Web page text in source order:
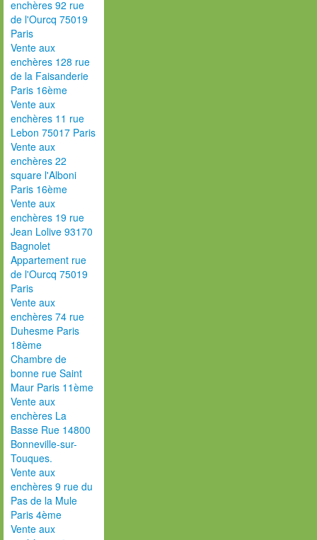
enchères 92 rue
de l'Ourcq 75019
Paris
Vente aux
enchères 128 rue
de la Faisanderie
Paris 16ème
Vente aux
enchères 11 rue
Lebon 75017 Paris
Vente aux
enchères 22
square l'Alboni
Paris 16ème
Vente aux
enchères 19 rue
Jean Lolive 93170
Bagnolet
Appartement rue
de l'Ourcq 75019
Paris
Vente aux
enchères 74 rue
Duhesme Paris
18ème
Chambre de
bonne rue Saint
Maur Paris 11ème
Vente aux
enchères La
Basse Rue 14800
Bonneville-sur-
Touques.
Vente aux
enchères 9 rue du
Pas de la Mule
Paris 4ème
Vente aux